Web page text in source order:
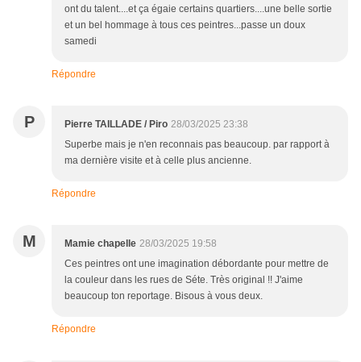
ont du talent....et ça égaie certains quartiers....une belle sortie
et un bel hommage à tous ces peintres...passe un doux
samedi
Répondre
P Pierre TAILLADE / Piro 28/03/2025 23:38
Superbe mais je n'en reconnais pas beaucoup. par rapport à
ma dernière visite et à celle plus ancienne.
Répondre
M Mamie chapelle 28/03/2025 19:58
Ces peintres ont une imagination débordante pour mettre de
la couleur dans les rues de Séte. Très original !! J'aime
beaucoup ton reportage. Bisous à vous deux.
Répondre